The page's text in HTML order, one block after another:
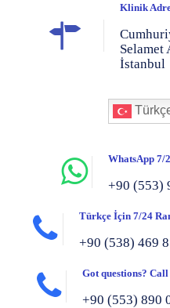
Klinik
Selamet
İstanbul
WhatsApp 7/
+90 (553)
Türkçe İçin 7/24
+90 (538) 469
Got questions? Call
+90 (553) 890